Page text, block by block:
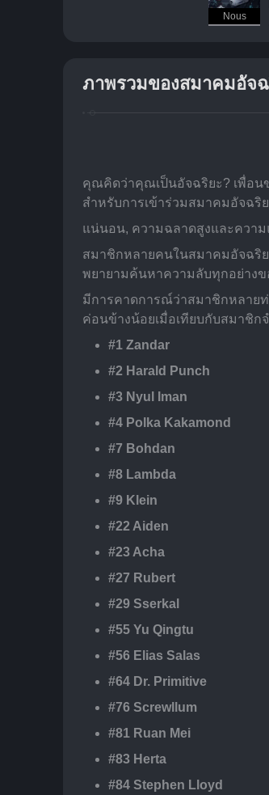
Nous
ภาพรวมของสมาคมอัจ
คุณคิดว่าคุณเป็นอัจฉริยะ? เพื่อ
สำหรับการเข้าร่วมสมาคมอัจฉริ
แน่นอน, ความฉลาดสูงและความ
สมาชิกหลายคนในสมาคมอัจฉริ
พยายามค้นหาความลับทุกอย่างข
มีการคาดการณ์ว่าสมาชิกหลาย
ค่อนข้างน้อยเมื่อเทียบกับสมาชิ
#1 Zandar
#2 Harald Punch
#3 Nyul Iman
#4 Polka Kakamond
#7 Bohdan
#8 Lambda
#9 Klein
#22 Aiden
#23 Acha
#27 Rubert
#29 Sserkal
#55 Yu Qingtu
#56 Elias Salas
#64 Dr. Primitive
#76 Screwllum
#81 Ruan Mei
#83 Herta
#84 Stephen Lloyd